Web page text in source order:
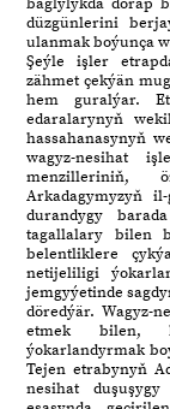
düzgünlerini
ulanmak boýunça
Şeýle işler
zähmet çekýän
hem guralýar.
edaralarynyň
hassahanasynyň
wagyz-nesihat
menzilleriniň,
Arkadagymyzyň
durandygy
tagallalary bilen
belentliklere
netijeliligi
jemgyýetinde
döredýär. Wagyz-
etmek bilen,
ýokarlandyrmak
Tejen etrabynyň
nesihat